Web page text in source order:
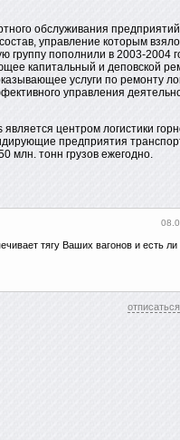
обслуживания
управление которым
группу пополнили в 2003-2004
капитальный и деповской
услуги по ремонту
управления
центром логистики
предприятия
млн. тонн грузов ежегодно.
тягу Ваших вагонов и есть
отписаться